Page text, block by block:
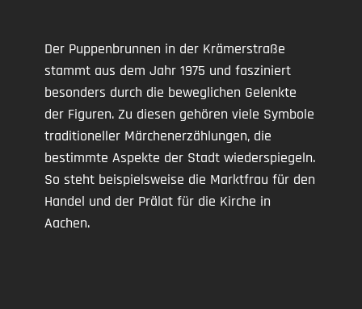
Der Puppenbrunnen in der Krämerstraße
stammt aus dem Jahr 1975 und fasziniert
besonders durch die beweglichen Gelenkte
der Figuren. Zu diesen gehören viele Symbole
traditioneller Märchenerzählungen, die
bestimmte Aspekte der Stadt wiederspiegeln.
So steht beispielsweise die Marktfrau für den
Handel und der Prälat für die Kirche in
Aachen.